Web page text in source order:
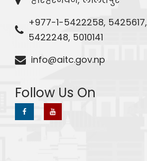
+977-1-5422258, 5425617,
5422248, 5010141
info@aitc.gov.np
Follow Us On